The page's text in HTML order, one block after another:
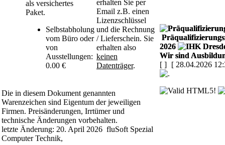
als versichertes
Paket.
Selbstabholung
vom Büro oder
von
Ausstellungen:
0.00 €
erhalten Sie per
Email z.B. einen
Lizenzschlüssel
und die Rechnung
/ Lieferschein. Sie
erhalten also
keinen
Datenträger.
Die in diesem Dokument genannten
Warenzeichen sind Eigentum der jeweiligen
Firmen. Preisänderungen, Irrtümer und
technische Änderungen vorbehalten.
letzte Änderung: 20. April 2026 fluSoft Spezial
Computer Technik,
2026
Wir sind
[ ] [ 28.04.2026